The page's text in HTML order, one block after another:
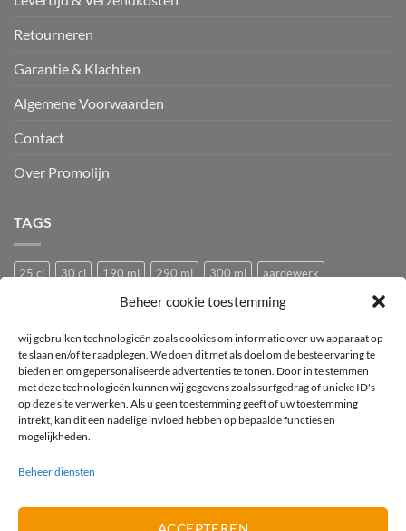
Beheer cookie toestemming
wij gebruiken technologieën zoals cookies om informatie over uw apparaat op
te slaan en/of te raadplegen. We doen dit met als doel om de beste ervaring te
bieden en om gepersonaliseerde advertenties te tonen. Door in te stemmen
met deze technologieën kunnen wij gegevens zoals surfgedrag of unieke ID's
op deze site verwerken. Als u geen toestemming geeft of uw toestemming
intrekt, kan dit een nadelige invloed hebben op bepaalde functies en
mogelijkheden.
Beheer diensten
Retourneren
Garantie & Klachten
Algemene Voorwaarden
Contact
Over Promolijn
TAGS
25 cl 30 cl 190 ml 290 ml 300 ml
aardewerk
Bedrukking bedrukt Bedrukt wijnglas
bier
bierglas Camping glazen Caravan glazen
Festival glas
haan hen Horeca wijnglas Kip
Kunststof
logo
mok mus Pasabahce pluimvee porselein
Proefglas
proefglazen
Recyclebaar rode wijnglas
Royal Leerdam
vogel
vogeltje